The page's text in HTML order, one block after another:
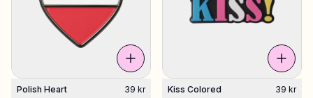
Polish Heart 39 kr Kiss Colored 39 kr